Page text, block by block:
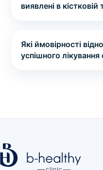
виявлені в кістковій
Які ймовірності
успішного